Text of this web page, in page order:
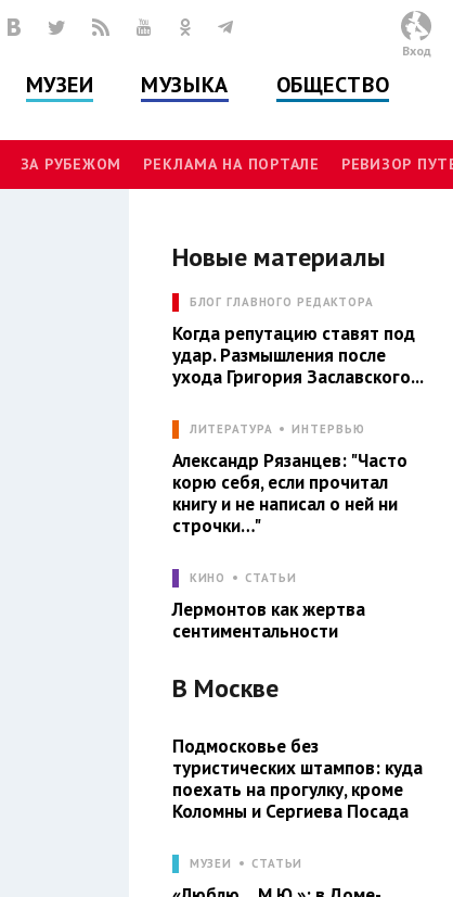
МУЗЕИ МУЗЫКА ОБЩЕСТВО
Вход
ЗА РУБЕЖОМ РЕКЛАМА НА ПОРТАЛЕ РЕВИЗОР
Новые материалы
БЛОГ ГЛАВНОГО РЕДАКТОРА
Когда репутацию ставят под
удар. Размышления после
ухода Григория Заславского...
ЛИТЕРАТУРА ИНТЕРВЬЮ
Александр Рязанцев: "Часто
корю себя, если прочитал
книгу и не написал о ней ни
строчки…"
КИНО СТАТЬИ
Лермонтов как жертва
сентиментальности
В Москве
Подмосковье без
туристических штампов: куда
поехать на прогулку, кроме
Коломны и Сергиева Посада
МУЗЕИ СТАТЬИ